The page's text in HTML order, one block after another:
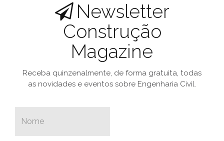
Newsletter
Construção
Magazine
Receba quinzenalmente, de forma gratuita, todas
as novidades e eventos sobre Engenharia Civil.